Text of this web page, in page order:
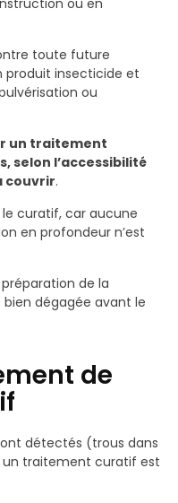
ou en
toute future
produit insecticide et
ou
un traitement
selon l’accessibilité
couvrir.
curatif, car aucune
en profondeur n’est
de la
dégagée avant le
de
détectés (trous dans
un traitement curatif est